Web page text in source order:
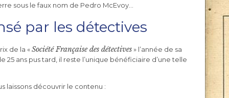
sous le faux nom de Pedro McEvoy…
par les détectives
de la «Société Française des détectives» l’année de sa
25 ans pus tard, il reste l’unique bénéficiaire d’une telle
laissons découvrir le contenu :